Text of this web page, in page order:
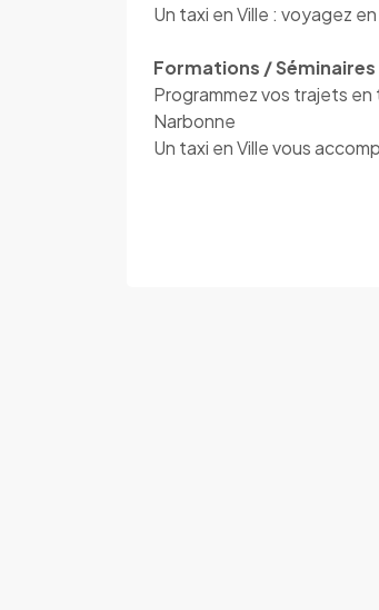
Un taxi en Ville : voyagez
Formations / Séminaires
Programmez vos trajets
Narbonne
Un taxi en Ville vous